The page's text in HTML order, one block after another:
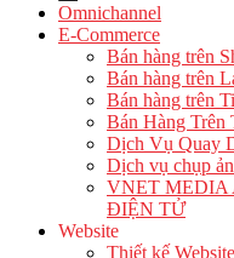
Omnichannel
E-Commerce
Bán hàng trên
Bán hàng trên
Bán hàng trên
Bán Hàng Trên
Dịch Vụ Quay
Dịch vụ chụp
VNET MEDIA
ĐIỆN TỬ
Website
Thiết kế